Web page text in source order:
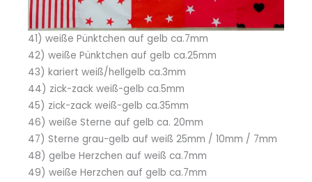
41) weiße Pünktchen auf gelb ca.7mm
42) weiße Pünktchen auf gelb ca.25mm
43) kariert weiß/hellgelb ca.3mm
44) zick-zack weiß-gelb ca.5mm
45) zick-zack weiß-gelb ca.35mm
46) weiße Sterne auf gelb ca. 20mm
47) Sterne grau-gelb auf weiß 25mm / 10mm / 7mm
48) gelbe Herzchen auf weiß ca.7mm
49) weiße Herzchen auf gelb ca.7mm